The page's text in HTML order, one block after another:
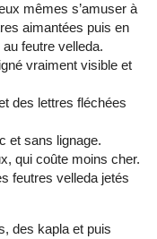
mêmes s’amuser à
aimantées puis en
feutre velleda.
vraiment visible et
des lettres fléchées
et sans lignage.
qui coûte moins cher.
feutres velleda jetés
des kapla et puis